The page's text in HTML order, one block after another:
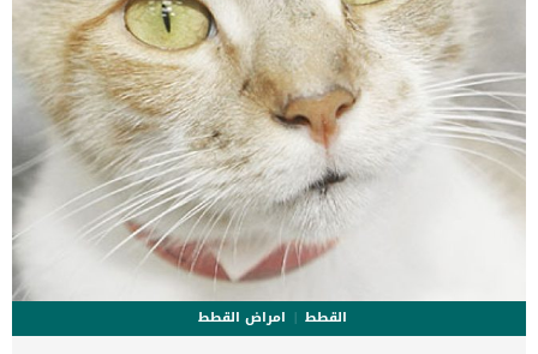
القطط
امراض القطط